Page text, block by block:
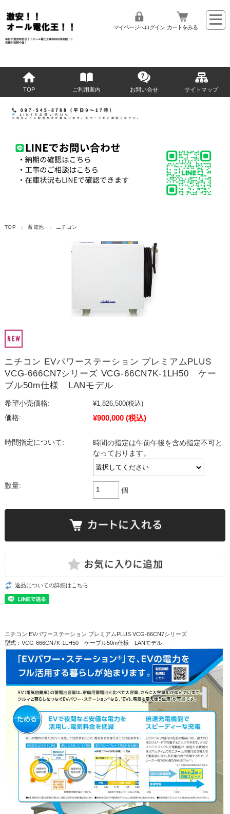
マイページへログイン カートをみる
TOP ご利用案内 お問い合せ サイトマップ
TOP 蓄電池 ニチコン
ニチコン EVパワーステーション プレミアムPLUS
VCG-666CN7シリーズ VCG-66CN7K-1LH50 ケー
ブル50m仕様 LANモデル
希望小売価格: ¥1,826,500(税込)
価格:
¥900,000 (税込)
時間指定について:
時間の指定は午前午後を含め指定不可と
なっております。
数量:
個
返品についての詳細はこちら
ニチコン EVパワーステーション プレミアムPLUS VCG-66CN7シリーズ
型式：VCG-666CN7K-1LH50 ケーブル50m仕様 LANモデル